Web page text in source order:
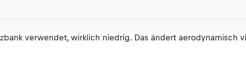
verwendet, wirklich niedrig. Das ändert aerodynamisch